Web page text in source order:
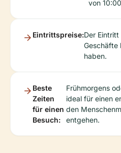
von
Eintrittspreise:Der
Geschäfte
haben.
Beste
Zeiten
für einen
Besuch:
Frühmorgens
ideal für einen
den
entgehen.